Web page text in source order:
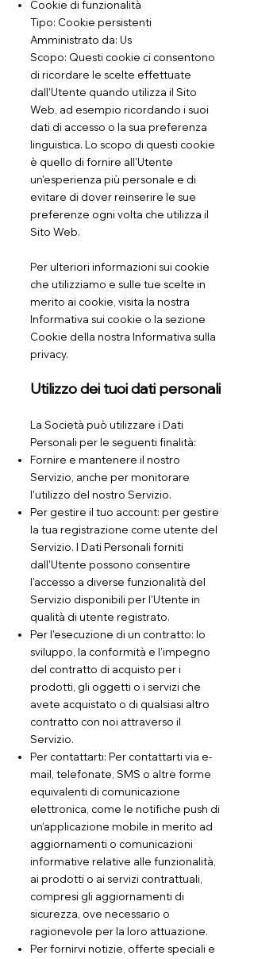
Cookie di funzionalità
Tipo: Cookie persistenti
Amministrato da: Us
Scopo: Questi cookie ci consentono
di ricordare le scelte effettuate
dall'Utente quando utilizza il Sito
Web, ad esempio ricordando i suoi
dati di accesso o la sua preferenza
linguistica. Lo scopo di questi cookie
è quello di fornire all'Utente
un'esperienza più personale e di
evitare di dover reinserire le sue
preferenze ogni volta che utilizza il
Sito Web.
Per ulteriori informazioni sui cookie
che utilizziamo e sulle tue scelte in
merito ai cookie, visita la nostra
Informativa sui cookie o la sezione
Cookie della nostra Informativa sulla
privacy.
Utilizzo dei tuoi dati personali
La Società può utilizzare i Dati
Personali per le seguenti finalità:
Fornire e mantenere il nostro
Servizio, anche per monitorare
l'utilizzo del nostro Servizio.
Per gestire il tuo account: per gestire
la tua registrazione come utente del
Servizio. I Dati Personali forniti
dall'Utente possono consentire
l'accesso a diverse funzionalità del
Servizio disponibili per l'Utente in
qualità di utente registrato.
Per l'esecuzione di un contratto: lo
sviluppo, la conformità e l'impegno
del contratto di acquisto per i
prodotti, gli oggetti o i servizi che
avete acquistato o di qualsiasi altro
contratto con noi attraverso il
Servizio.
Per contattarti: Per contattarti via e-
mail, telefonate, SMS o altre forme
equivalenti di comunicazione
elettronica, come le notifiche push di
un'applicazione mobile in merito ad
aggiornamenti o comunicazioni
informative relative alle funzionalità,
ai prodotti o ai servizi contrattuali,
compresi gli aggiornamenti di
sicurezza, ove necessario o
ragionevole per la loro attuazione.
Per fornirvi notizie, offerte speciali e